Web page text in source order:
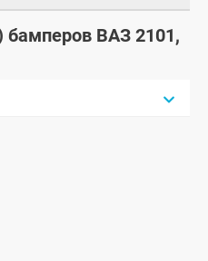
бамперов ВАЗ 2101,